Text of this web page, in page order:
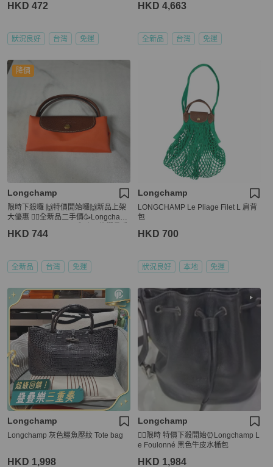
HKD 472
狀況良好 台灣 免運
HKD 4,663
全新品 台灣 免運
降價
Longchamp
限時下殺囉 🙌特價開始囉🙌新品上架
大優惠 💁‍♂️全新品二手價🥳Longcham
提包 S號
HKD 744
全新品 台灣 免運
Longchamp
LONGCHAMP Le Pliage Filet L 肩背
包
HKD 700
狀況良好 本地 免運
Longchamp
Longchamp 灰色鱷魚壓紋 Tote bag
HKD 1,998
Longchamp
💁‍♂️限時 特價下殺開始⏰Longchamp L
e Foulonné 黑色牛皮水桶包
HKD 1,984